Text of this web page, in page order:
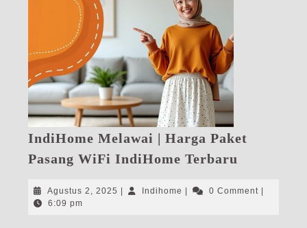
IndiHome Melawai | Harga Paket
Pasang WiFi IndiHome Terbaru
|
Agustus 2, 2025 AgustusIndihome Indihome0 Comment
6:09 pm